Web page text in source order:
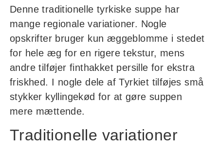
Denne traditionelle tyrkiske suppe har
mange regionale variationer. Nogle
opskrifter bruger kun æggeblomme i stedet
for hele æg for en rigere tekstur, mens
andre tilføjer finthakket persille for ekstra
friskhed. I nogle dele af Tyrkiet tilføjes små
stykker kyllingekød for at gøre suppen
mere mættende.
Traditionelle variationer